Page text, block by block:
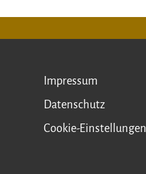
Impressum
Datenschutz
Cookie-Einstellungen